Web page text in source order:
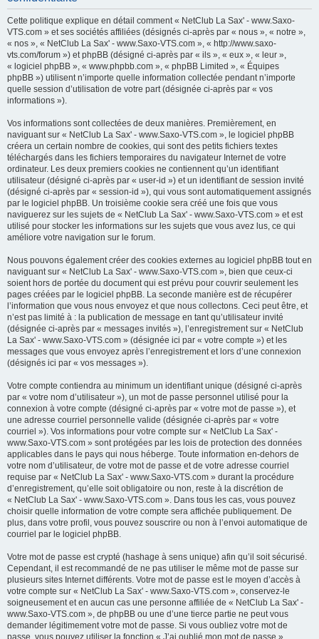
h
Cette politique explique en détail comment « NetClub La Sax' - www.Saxo-
VTS.com » et ses sociétés affiliées (désignés ci-après par « nous », « notre »,
« nos », « NetClub La Sax' - www.Saxo-VTS.com », « http://www.saxo-
vts.com/forum ») et phpBB (désigné ci-après par « ils », « eux », « leur »,
« logiciel phpBB », « www.phpbb.com », « phpBB Limited », « Équipes
phpBB ») utilisent n’importe quelle information collectée pendant n’importe
quelle session d’utilisation de votre part (désignée ci-après par « vos
informations »).
Vos informations sont collectées de deux manières. Premièrement, en
naviguant sur « NetClub La Sax' - www.Saxo-VTS.com », le logiciel phpBB
créera un certain nombre de cookies, qui sont des petits fichiers textes
téléchargés dans les fichiers temporaires du navigateur Internet de votre
ordinateur. Les deux premiers cookies ne contiennent qu’un identifiant
utilisateur (désigné ci-après par « user-id ») et un identifiant de session invité
(désigné ci-après par « session-id »), qui vous sont automatiquement assignés
par le logiciel phpBB. Un troisième cookie sera créé une fois que vous
naviguerez sur les sujets de « NetClub La Sax' - www.Saxo-VTS.com » et est
utilisé pour stocker les informations sur les sujets que vous avez lus, ce qui
améliore votre navigation sur le forum.
Nous pouvons également créer des cookies externes au logiciel phpBB tout en
naviguant sur « NetClub La Sax' - www.Saxo-VTS.com », bien que ceux-ci
soient hors de portée du document qui est prévu pour couvrir seulement les
pages créées par le logiciel phpBB. La seconde manière est de récupérer
l’information que vous nous envoyez et que nous collectons. Ceci peut être, et
n’est pas limité à : la publication de message en tant qu’utilisateur invité
(désignée ci-après par « messages invités »), l’enregistrement sur « NetClub
La Sax' - www.Saxo-VTS.com » (désignée ici par « votre compte ») et les
messages que vous envoyez après l’enregistrement et lors d’une connexion
(désignés ici par « vos messages »).
Votre compte contiendra au minimum un identifiant unique (désigné ci-après
par « votre nom d’utilisateur »), un mot de passe personnel utilisé pour la
connexion à votre compte (désigné ci-après par « votre mot de passe »), et
une adresse courriel personnelle valide (désignée ci-après par « votre
courriel »). Vos informations pour votre compte sur « NetClub La Sax' -
www.Saxo-VTS.com » sont protégées par les lois de protection des données
applicables dans le pays qui nous héberge. Toute information en-dehors de
votre nom d’utilisateur, de votre mot de passe et de votre adresse courriel
requise par « NetClub La Sax' - www.Saxo-VTS.com » durant la procédure
d’enregistrement, qu’elle soit obligatoire ou non, reste à la discrétion de
« NetClub La Sax' - www.Saxo-VTS.com ». Dans tous les cas, vous pouvez
choisir quelle information de votre compte sera affichée publiquement. De
plus, dans votre profil, vous pouvez souscrire ou non à l’envoi automatique de
courriel par le logiciel phpBB.
Votre mot de passe est crypté (hashage à sens unique) afin qu’il soit sécurisé.
Cependant, il est recommandé de ne pas utiliser le même mot de passe sur
plusieurs sites Internet différents. Votre mot de passe est le moyen d’accès à
votre compte sur « NetClub La Sax' - www.Saxo-VTS.com », conservez-le
soigneusement et en aucun cas une personne affiliée de « NetClub La Sax' -
www.Saxo-VTS.com », de phpBB ou une d’une tierce partie ne peut vous
demander légitimement votre mot de passe. Si vous oubliez votre mot de
passe, vous pouvez utiliser la fonction « J’ai oublié mon mot de passe »